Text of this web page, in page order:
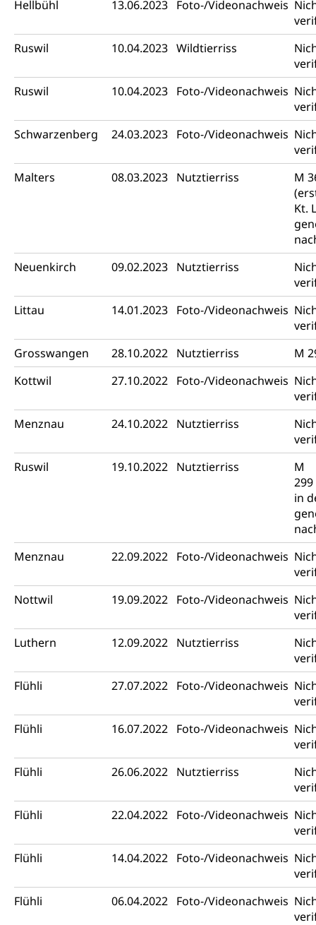
Hellbühl 13.06.2023 Foto-/Videonachweis
Ruswil
10.04.2023 Wildtierriss
Ruswil
10.04.2023 Foto-/Videonachweis
Schwarzenberg
24.03.2023 Foto-/Videonachweis
Malters
08.03.2023 Nutztierriss
M
Kt.
Neuenkirch
09.02.2023 Nutztierriss
Littau
14.01.2023 Foto-/Videonachweis
Grosswangen
28.10.2022 Nutztierriss
M
Kottwil
27.10.2022 Foto-/Videonachweis
Menznau
24.10.2022 Nutztierriss
Ruswil
19.10.2022 Nutztierriss
M
in
Menznau
22.09.2022 Foto-/Videonachweis
Nottwil
19.09.2022 Foto-/Videonachweis
Luthern
12.09.2022 Nutztierriss
Flühli
27.07.2022 Foto-/Videonachweis
Flühli
16.07.2022 Foto-/Videonachweis
Flühli
26.06.2022 Nutztierriss
Flühli
22.04.2022 Foto-/Videonachweis
Flühli
14.04.2022 Foto-/Videonachweis
Flühli
06.04.2022 Foto-/Videonachweis